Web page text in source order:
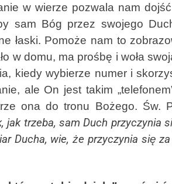
w wierze pozwala nam dojść
sam Bóg przez swojego
łaski. Pomoże nam to
w domu, ma prośbę i woła
kiedy wybierze numer i
ale On jest takim
ona do tronu Bożego. Św.
trzeba, sam Duch przyczynia
Ducha, wie, że przyczynia się